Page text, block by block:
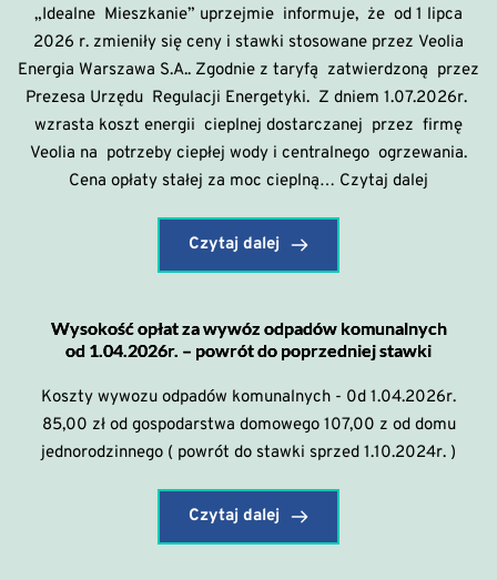
„Idealne Mieszkanie” uprzejmie informuje, że od 1 lipca
2026 r. zmieniły się ceny i stawki stosowane przez Veolia
Energia Warszawa S.A.. Zgodnie z taryfą zatwierdzoną przez
Prezesa Urzędu Regulacji Energetyki. Z dniem 1.07.2026r.
wzrasta koszt energii cieplnej dostarczanej przez firmę
Veolia na potrzeby ciepłej wody i centralnego ogrzewania.
Cena opłaty stałej za moc cieplną… Czytaj dalej
Czytaj dalej
Wysokość opłat za wywóz odpadów komunalnych
od 1.04.2026r. – powrót do poprzedniej stawki
Koszty wywozu odpadów komunalnych - 0d 1.04.2026r.
85,00 zł od gospodarstwa domowego 107,00 z od domu
jednorodzinnego ( powrót do stawki sprzed 1.10.2024r. )
Czytaj dalej